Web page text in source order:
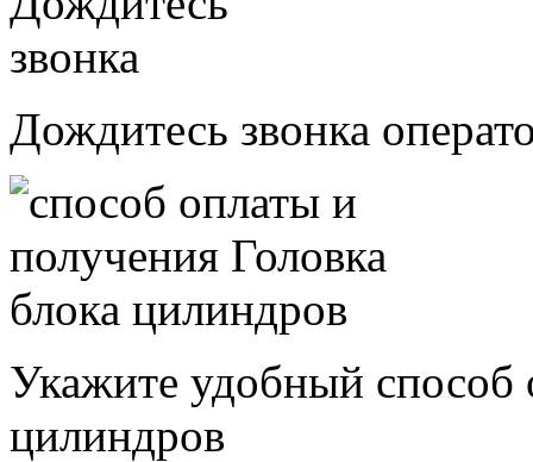
Дождитесь звонка
Укажите удобный способ
цилиндров